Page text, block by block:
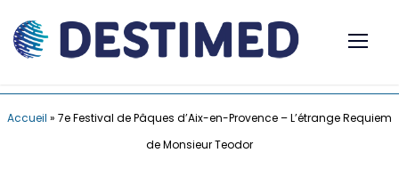
Accueil » 7e Festival de Pâques d’Aix-en-Provence – L’étrange Requiem
de Monsieur Teodor